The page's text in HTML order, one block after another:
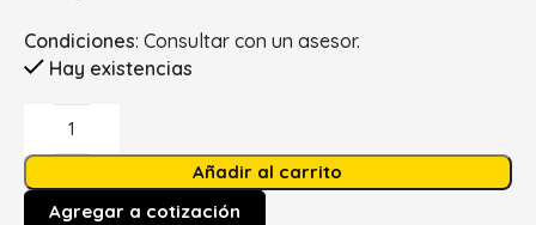
Condiciones: Consultar con un asesor.
Hay existencias
Añadir al carrito
Agregar a cotización